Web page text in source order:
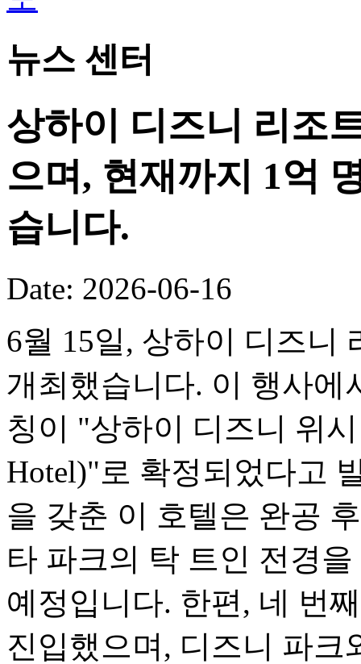
뉴스 센터
상하이 디즈니 리조
으며, 현재까지 1억
습니다.
Date: 2026-06-16
6월 15일, 상하이 디즈니
개최했습니다. 이 행사에
칭이 "상하이 디즈니 위시
Hotel)"로 확정되었다고
을 갖춘 이 호텔은 완공
타 파크의 탁 트인 전경
예정입니다. 한편, 네 번
진입했으며, 디즈니 파크